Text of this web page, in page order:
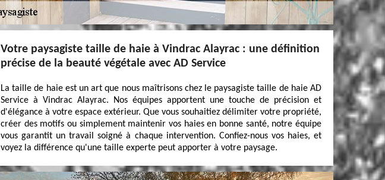
Votre paysagiste taille de haie à Vindrac Alayrac : une définition
précise de la beauté végétale avec AD Service
La taille de haie est un art que nous maîtrisons chez le paysagiste taille de haie AD
Service à Vindrac Alayrac. Nos équipes apportent une touche de précision et
d'élégance à votre espace extérieur. Que vous souhaitiez délimiter votre propriété,
créer des motifs ou simplement maintenir vos haies en bonne santé, notre équipe
vous garantit un travail soigné à chaque intervention. Confiez-nous vos haies, et
voyez la différence qu'une taille experte peut apporter à votre paysage.